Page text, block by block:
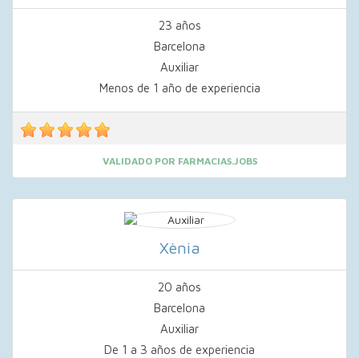
23 años
Barcelona
Auxiliar
Menos de 1 año de experiencia
VALIDADO POR FARMACIAS.JOBS
Xènia
20 años
Barcelona
Auxiliar
De 1 a 3 años de experiencia